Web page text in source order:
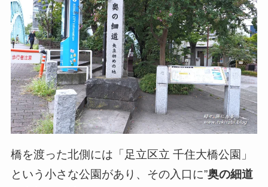
橋を渡った北側には「足立区立 千住大橋公園」
という小さな公園があり、その入口に”奥の細道